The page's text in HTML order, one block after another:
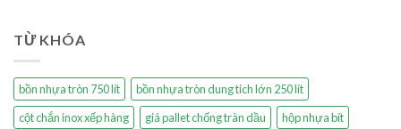
TỪ KHÓA
bồn nhựa tròn 750 lít
bồn nhựa tròn dung tích lớn 250 lít
cột chắn inox xếp hàng
giá pallet chống tràn dầu
hộp nhựa bít